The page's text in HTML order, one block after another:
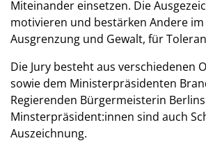
Miteinander einsetzen. Die
motivieren und bestärken Andere im
Ausgrenzung und Gewalt, für
Die Jury besteht aus verschiedenen
sowie dem Ministerpräsidenten
Regierenden Bürgermeisterin
Minsterpräsident:innen sind auch
Auszeichnung.